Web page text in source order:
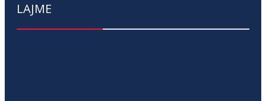
LAJME